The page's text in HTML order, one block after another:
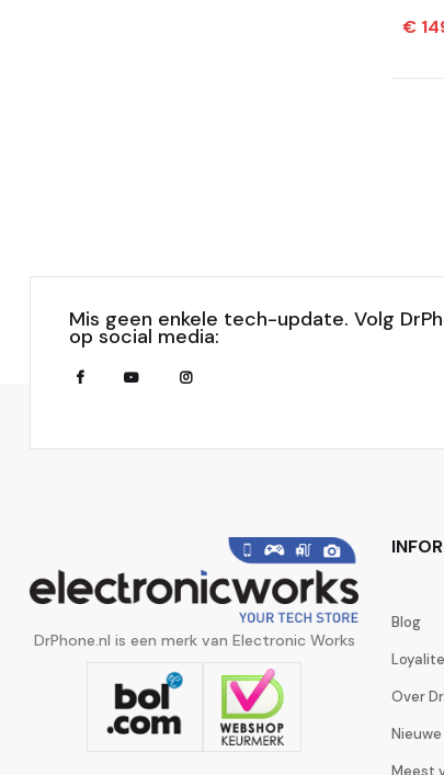
–...
Prijs
€
Mis geen enkele tech-update. Volg
op social media:
DrPhone.nl is een merk van Electronic Works
Blog
Over
Meest